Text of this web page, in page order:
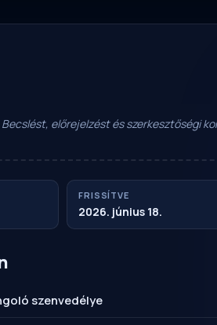
előrejelzést és szerkesztőségi
FRISSÍTVE
2026. június 18.
szenvedélye